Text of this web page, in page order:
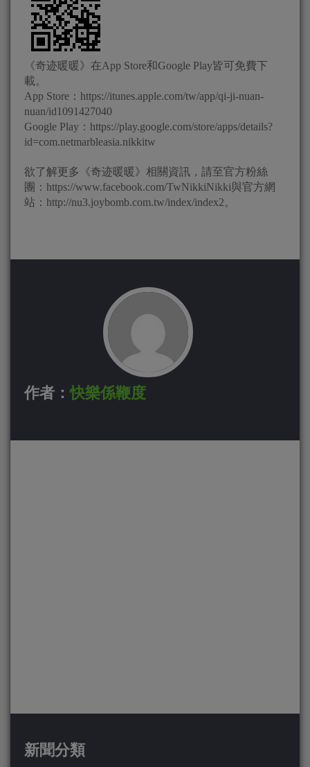
《奇迹暖暖》在App Store和Google Play皆可免費下
載。
App Store：https://itunes.apple.com/tw/app/qi-ji-nuan-
nuan/id1091427040
Google Play：https://play.google.com/store/apps/details?
id=com.netmarbleasia.nikkitw
欲了解更多《奇迹暖暖》相關資訊，請至官方粉絲
團：https://www.facebook.com/TwNikkiNikki與官方網
站：http://nu3.joybomb.com.tw/index/index2。
作者：快樂係鞭度
新聞分類